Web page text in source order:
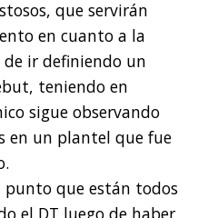
que servirán
en cuanto a la
ir definiendo un
teniendo en
sigue observando
en un plantel que fue
punto que están todos